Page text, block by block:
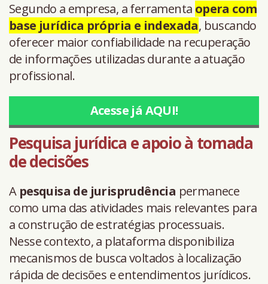
Segundo a empresa, a ferramenta opera com
base jurídica própria e indexada, buscando
oferecer maior confiabilidade na recuperação
de informações utilizadas durante a atuação
profissional.
Acesse já AQUI!
Pesquisa jurídica e apoio à tomada
de decisões
A pesquisa de jurisprudência permanece
como uma das atividades mais relevantes para
a construção de estratégias processuais.
Nesse contexto, a plataforma disponibiliza
mecanismos de busca voltados à localização
rápida de decisões e entendimentos jurídicos.